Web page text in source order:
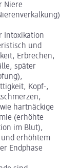
Niere
Intoxikation
und
Erbrechen,
später
Kopf-,
hartnäckige
(erhöhte
im Blut),
erhöhtem
Endphase